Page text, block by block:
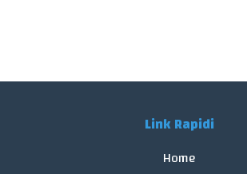
Link Rapidi
Home